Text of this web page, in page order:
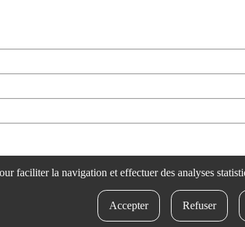
[a bildua] bertsozale.eus /Lege oharra /Pribatutasun
faciliter la navigation et effectuer des analyses
Accepter Refuser